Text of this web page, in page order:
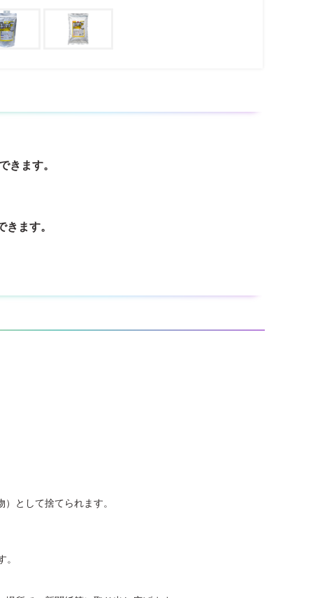
きます。
ます。
として捨てられます。